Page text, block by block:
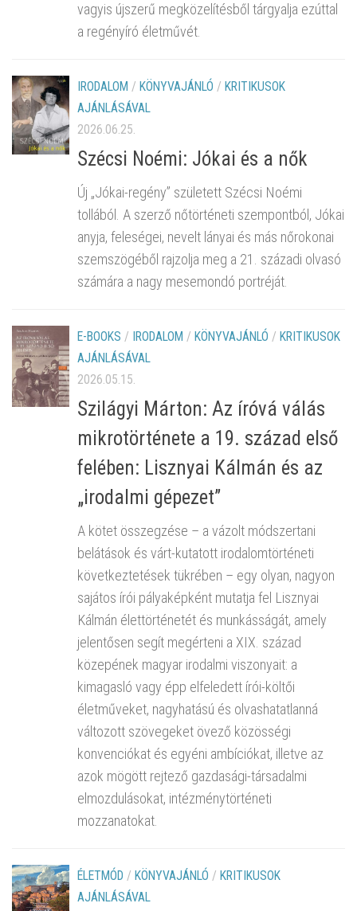
vagyis újszerű megközelítésből tárgyalja ezúttal
a regényíró életművét.
IRODALOM / KÖNYVAJÁNLÓ / KRITIKUSOK
AJÁNLÁSÁVAL
2026.06.25.
Szécsi Noémi: Jókai és a nők
Új „Jókai-regény” született Szécsi Noémi
tollából. A szerző nőtörténeti szempontból, Jókai
anyja, feleségei, nevelt lányai és más nőrokonai
szemszögéből rajzolja meg a 21. századi olvasó
számára a nagy mesemondó portréját.
E-BOOKS / IRODALOM / KÖNYVAJÁNLÓ / KRITIKUSOK
AJÁNLÁSÁVAL
2026.05.15.
Szilágyi Márton: Az íróvá válás
mikrotörténete a 19. század első
felében: Lisznyai Kálmán és az
„irodalmi gépezet”
A kötet összegzése – a vázolt módszertani
belátások és várt-kutatott irodalomtörténeti
következtetések tükrében – egy olyan, nagyon
sajátos írói pályaképként mutatja fel Lisznyai
Kálmán élettörténetét és munkásságát, amely
jelentősen segít megérteni a XIX. század
közepének magyar irodalmi viszonyait: a
kimagasló vagy épp elfeledett írói-költői
életműveket, nagyhatású és olvashatatlanná
változott szövegeket övező közösségi
konvenciókat és egyéni ambíciókat, illetve az
azok mögött rejtező gazdasági-társadalmi
elmozdulásokat, intézménytörténeti
mozzanatokat.
ÉLETMÓD / KÖNYVAJÁNLÓ / KRITIKUSOK
AJÁNLÁSÁVAL